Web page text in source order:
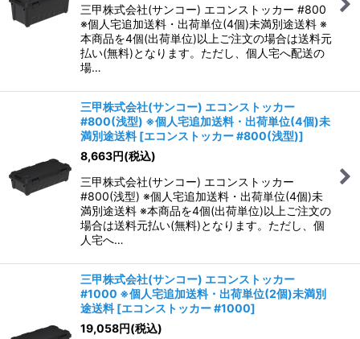
三甲株式会社(サンコー) エコンストッカー #800
※個人宅追加送料・出荷単位(4個)未満別途送料 ※
本商品を4個(出荷単位)以上ご注文の場合は送料元
払い(無料)となります。ただし、個人宅へ配送の
場…
三甲株式会社(サンコー) エコンストッカー
#800(浅型) ※個人宅追加送料・出荷単位(4個)未
満別途送料 [エコンストッカー #800(浅型)]
8,663円(税込)
三甲株式会社(サンコー) エコンストッカー
#800(浅型) ※個人宅追加送料・出荷単位(4個)未
満別途送料 ※本商品を4個(出荷単位)以上ご注文の
場合は送料元払い(無料)となります。ただし、個
人宅へ…
三甲株式会社(サンコー) エコンストッカー
#1000 ※個人宅追加送料・出荷単位(2個)未満別
途送料 [エコンストッカー #1000]
19,058円(税込)